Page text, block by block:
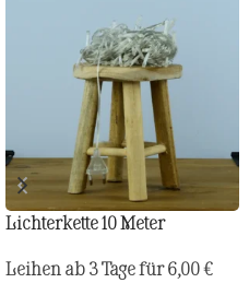
Lichterkette 10 Meter
Leihen ab 3 Tage für6,00€